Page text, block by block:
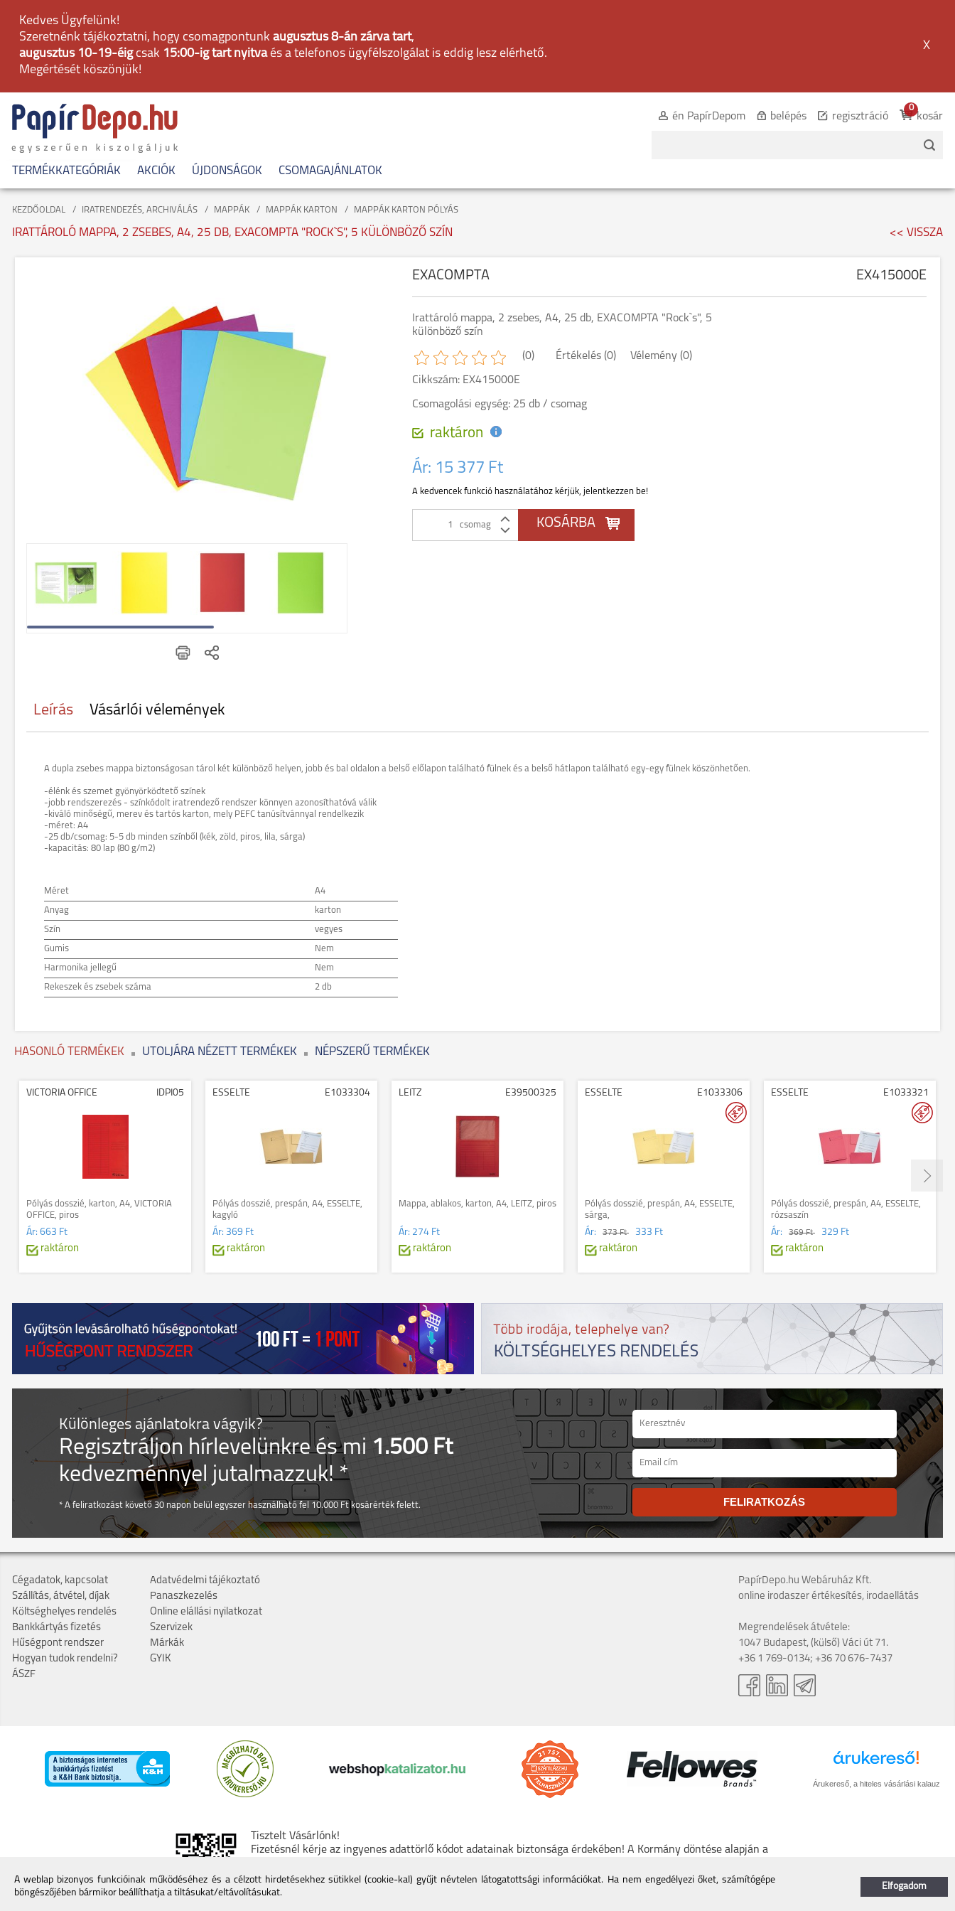
Kedves Ügyfelünk!
Szeretnénk tájékoztatni, hogy csomagpontunk augusztus 8-án zárva tart,
augusztus 10-19-éig csak 15:00-ig tart nyitvaés a telefonos ügyfélszolgálat is eddig lesz elérhető.
Megértését köszönjük!
X
én PapírDepom belépés regisztráció kosár
0
TERMÉKKATEGÓRIÁK AKCIÓK ÚJDONSÁGOK CSOMAGAJÁNLATOK
KEZDŐOLDAL IRATRENDEZÉS, ARCHIVÁLÁS MAPPÁK MAPPÁK KARTON MAPPÁK KARTON PÓLYÁS
IRATTÁROLÓ MAPPA, 2 ZSEBES, A4, 25 DB, EXACOMPTA "ROCK`S", 5 KÜLÖNBÖZŐ SZÍN << VISSZA
EXACOMPTA EX415000E
Irattároló mappa, 2 zsebes, A4, 25 db, EXACOMPTA "Rock`s", 5
különböző szín
(0) Értékelés (0) Vélemény (0)
Cikkszám: EX415000E
Csomagolási egység: 25 db / csomag
raktáron
Ár: 15 377 Ft
A kedvencek funkció használatához kérjük, jelentkezzen be!
csomag
Leírás Vásárlói vélemények
A dupla zsebes mappa biztonságosan tárol két különböző helyen, jobb és bal oldalon a belső előlapon található fülnek és a belső hátlapon található egy-egy fülnek köszönhetően.
-élénk és szemet gyönyörködtető színek
-jobb rendszerezés - színkódolt iratrendező rendszer könnyen azonosíthatóvá válik
-kiváló minőségű, merev és tartós karton, mely PEFC tanúsítvánnyal rendelkezik
-méret: A4
-25 db/csomag: 5-5 db minden színből (kék, zöld, piros, lila, sárga)
-kapacitás: 80 lap (80 g/m2)
Méret A4
Anyag karton
Szín vegyes
Gumis Nem
Harmonika jellegű Nem
Rekeszek és zsebek száma 2 db
HASONLÓ TERMÉKEK UTOLJÁRA NÉZETT TERMÉKEK NÉPSZERŰ TERMÉKEK
VICTORIA OFFICE IDPI05
Pólyás dosszié, karton, A4, VICTORIA
OFFICE, piros
Ár: 663 Ft
raktáron
ESSELTE E1033304
Pólyás dosszié, prespán, A4, ESSELTE,
kagyló
Ár: 369 Ft
raktáron
LEITZ E39500325
Mappa, ablakos, karton, A4, LEITZ, piros
Ár: 274 Ft
raktáron
ESSELTE E1033306
Pólyás dosszié, prespán, A4, ESSELTE,
sárga,
Ár: 373 Ft
333 Ft
raktáron
ESSELTE E1033321
Pólyás dosszié, prespán, A4, ESSELTE,
rózsaszín
Ár: 369 Ft
329 Ft
raktáron
Különleges ajánlatokra vágyik?
Regisztráljon hírlevelünkre és mi 1.500 Ft
kedvezménnyel jutalmazzuk! *
* A feliratkozást követő 30 napon belül egyszer használható fel 10.000 Ft kosárérték felett. FELIRATKOZÁS
Cégadatok, kapcsolat
Szállítás, átvétel, díjak
Költséghelyes rendelés
Bankkártyás fizetés
Hűségpont rendszer
Hogyan tudok rendelni?
ÁSZF
Adatvédelmi tájékoztató
Panaszkezelés
Online elállási nyilatkozat
Szervizek
Márkák
GYIK
PapírDepo.hu Webáruház Kft.
online irodaszer értékesítés, irodaellátás
Megrendelések átvétele:
1047 Budapest, (külső) Váci út 71.
+36 1 769-0134; +36 70 676-7437
Árukereső, a hiteles vásárlási kalauz
Tisztelt Vásárlónk!
Fizetésnél kérje az ingyenes adattörlő kódot adatainak biztonsága érdekében! A Kormány döntése alapján a
További információk a Nemzeti Média- és Hírközlési Hatóság honlapján:https://nmhh.hu/veglegestorles
A weblap bizonyos funkcióinak működéséhez és a célzott hirdetésekhez sütikkel (cookie-kal) gyűjt névtelen látogatottsági információkat. Ha nem engedélyezi őket, számítógépe
böngészőjében bármikor beállíthatja a tiltásukat/eltávolításukat.
Elfogadom